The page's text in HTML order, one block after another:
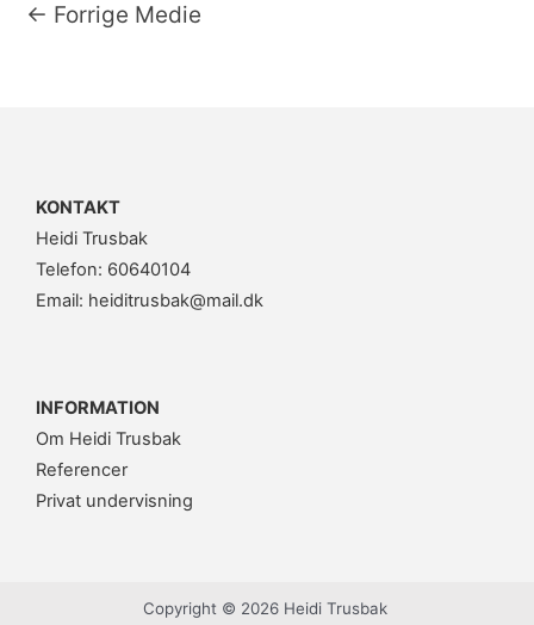
← Forrige Medie
KONTAKT
Heidi Trusbak
Telefon: 60640104
Email: heiditrusbak@mail.dk
INFORMATION
Om Heidi Trusbak
Referencer
Privat undervisning
Copyright © 2026 Heidi Trusbak